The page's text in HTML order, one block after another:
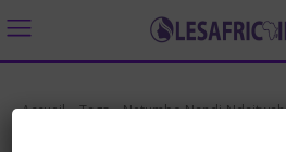
Accueil Tags Netumbo Nandi-Ndaitwah